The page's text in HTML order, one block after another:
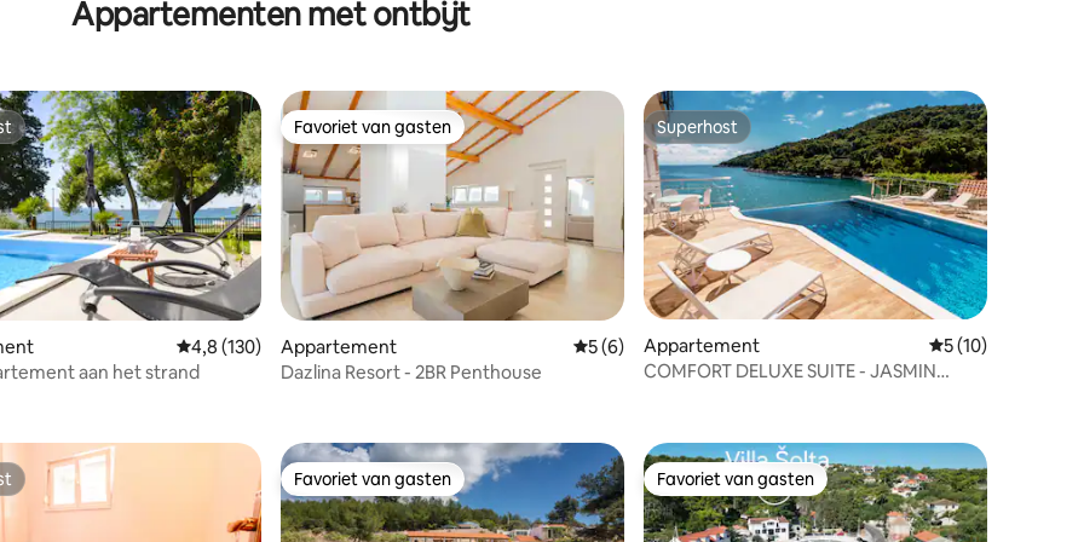
Appartementen met ontbijt
van 4,96 op 5, 28 recensies
Gemiddelde beoordeling van 4,8 op 5, 130 recensies
4,8 (130)
aan het strand
Favoriet van gasten
Favoriet van gasten
Appartement Gemiddelde beoordeling van 5 op 5, 6 recensies
5 (6)
Dazlina Resort - 2BR Penthouse
Superhost
Superhost
Appartement Gemiddelde
5 (10)
COMFORT DELUXE SUITE - JASMIN
Favoriet van gasten
Favoriet van gasten Favoriet van gasten
Favoriet van gasten